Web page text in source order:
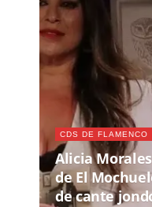
CDS DE FLAMENCO
Alicia
de El
de cante